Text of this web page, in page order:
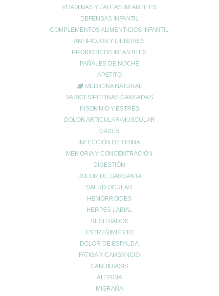
VITAMINAS Y JALEAS INFANTILES
DEFENSAS INFANTIL
COMPLEMENTOS ALIMENTICIOS INFANTIL
ANTIPIOJOS Y LIENDRES
PROBIOTICOS INFANTILES
PAÑALES DE NOCHE
APETITO
MEDICINA NATURAL
VARICES/PIERNAS CANSADAS
INSOMNIO Y ESTRÉS
DOLOR ARTICULAR/MUSCULAR
GASES
INFECCIÓN DE ORINA
MEMORIA Y CONCENTRACIÓN
DIGESTIÓN
DOLOR DE GARGANTA
SALUD OCULAR
HEMORROIDES
HERPES LABIAL
RESFRIADOS
ESTREÑIMIENTO
DOLOR DE ESPALDA
FATIGA Y CANSANCIO
CANDIDIASIS
ALERGIA
MIGRAÑA